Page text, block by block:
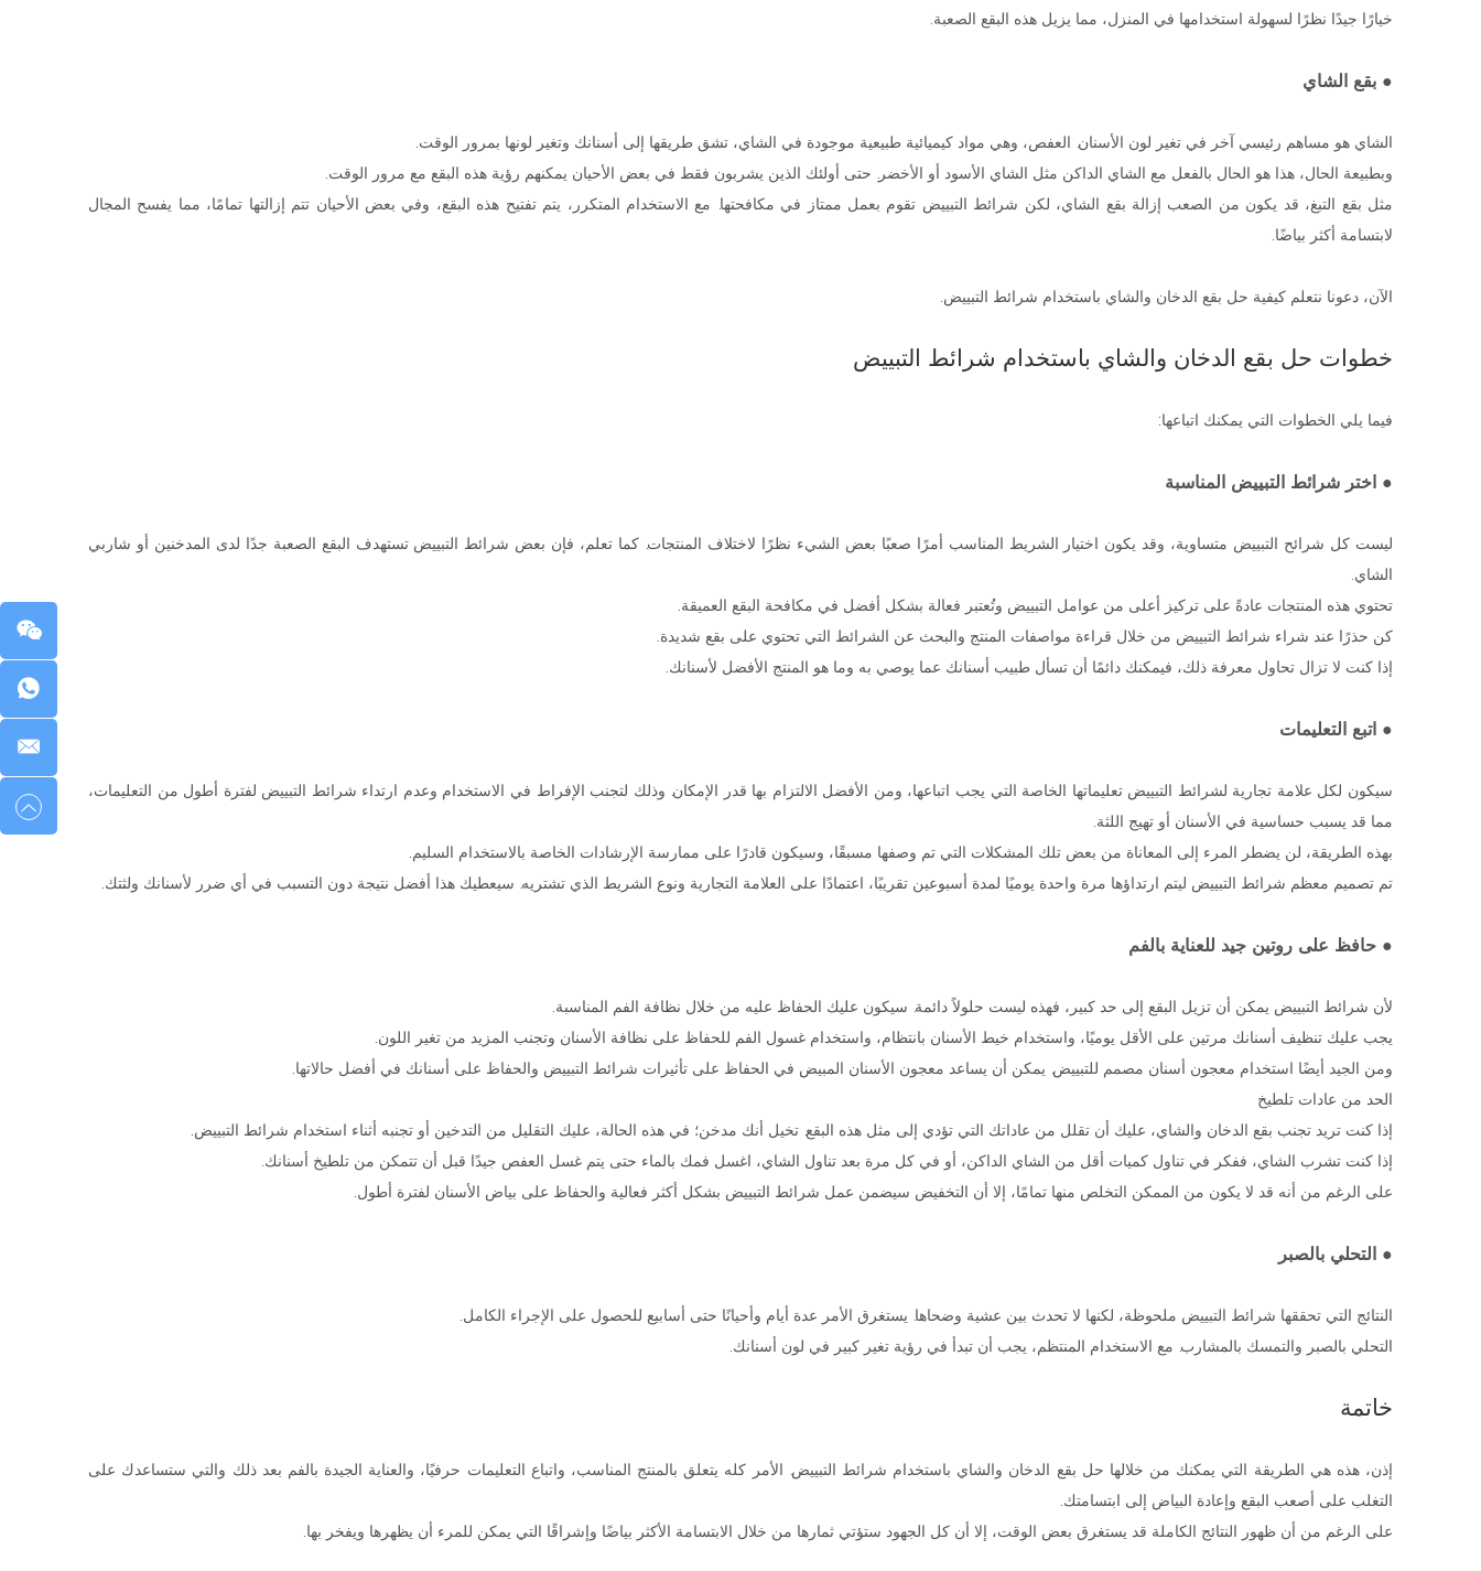
خيارًا جيدًا نظرًا لسهولة استخدامها في المنزل، مما يزيل هذه البقع الصعبة.
● بقع الشاي
الشاي هو مساهم رئيسي آخر في تغير لون الأسنان. العفص، وهي مواد كيميائية طبيعية موجودة في الشاي، تشق طريقها إلى أسنانك وتغير لونها بمرور الوقت.
وبطبيعة الحال، هذا هو الحال بالفعل مع الشاي الداكن مثل الشاي الأسود أو الأخضر. حتى أولئك الذين يشربون فقط في بعض الأحيان يمكنهم رؤية هذه البقع مع مرور الوقت.
مثل بقع التبغ، قد يكون من الصعب إزالة بقع الشاي، لكن شرائط التبييض تقوم بعمل ممتاز في مكافحتها. مع الاستخدام المتكرر، يتم تفتيح هذه البقع، وفي بعض الأحيان تتم إزالتها تمامًا، مما يفسح المجال
لابتسامة أكثر بياضًا.
الآن، دعونا نتعلم كيفية حل بقع الدخان والشاي باستخدام شرائط التبييض.
خطوات حل بقع الدخان والشاي باستخدام شرائط التبييض
فيما يلي الخطوات التي يمكنك اتباعها:
● اختر شرائط التبييض المناسبة
ليست كل شرائح التبييض متساوية، وقد يكون اختيار الشريط المناسب أمرًا صعبًا بعض الشيء نظرًا لاختلاف المنتجات. كما تعلم، فإن بعض شرائط التبييض تستهدف البقع الصعبة جدًا لدى المدخنين أو شاربي
الشاي.
تحتوي هذه المنتجات عادةً على تركيز أعلى من عوامل التبييض وتُعتبر فعالة بشكل أفضل في مكافحة البقع العميقة.
كن حذرًا عند شراء شرائط التبييض من خلال قراءة مواصفات المنتج والبحث عن الشرائط التي تحتوي على بقع شديدة.
إذا كنت لا تزال تحاول معرفة ذلك، فيمكنك دائمًا أن تسأل طبيب أسنانك عما يوصي به وما هو المنتج الأفضل لأسنانك.
● اتبع التعليمات
سيكون لكل علامة تجارية لشرائط التبييض تعليماتها الخاصة التي يجب اتباعها، ومن الأفضل الالتزام بها قدر الإمكان. وذلك لتجنب الإفراط في الاستخدام وعدم ارتداء شرائط التبييض لفترة أطول من التعليمات،
مما قد يسبب حساسية في الأسنان أو تهيج اللثة.
بهذه الطريقة، لن يضطر المرء إلى المعاناة من بعض تلك المشكلات التي تم وصفها مسبقًا، وسيكون قادرًا على ممارسة الإرشادات الخاصة بالاستخدام السليم.
تم تصميم معظم شرائط التبييض ليتم ارتداؤها مرة واحدة يوميًا لمدة أسبوعين تقريبًا، اعتمادًا على العلامة التجارية ونوع الشريط الذي تشتريه. سيعطيك هذا أفضل نتيجة دون التسبب في أي ضرر لأسنانك ولثتك.
● حافظ على روتين جيد للعناية بالفم
لأن شرائط التبييض يمكن أن تزيل البقع إلى حد كبير، فهذه ليست حلولاً دائمة. سيكون عليك الحفاظ عليه من خلال نظافة الفم المناسبة.
يجب عليك تنظيف أسنانك مرتين على الأقل يوميًا، واستخدام خيط الأسنان بانتظام، واستخدام غسول الفم للحفاظ على نظافة الأسنان وتجنب المزيد من تغير اللون.
ومن الجيد أيضًا استخدام معجون أسنان مصمم للتبييض. يمكن أن يساعد معجون الأسنان المبيض في الحفاظ على تأثيرات شرائط التبييض والحفاظ على أسنانك في أفضل حالاتها.
الحد من عادات تلطيخ
إذا كنت تريد تجنب بقع الدخان والشاي، عليك أن تقلل من عاداتك التي تؤدي إلى مثل هذه البقع. تخيل أنك مدخن؛ في هذه الحالة، عليك التقليل من التدخين أو تجنبه أثناء استخدام شرائط التبييض.
إذا كنت تشرب الشاي، ففكر في تناول كميات أقل من الشاي الداكن، أو في كل مرة بعد تناول الشاي، اغسل فمك بالماء حتى يتم غسل العفص جيدًا قبل أن تتمكن من تلطيخ أسنانك.
على الرغم من أنه قد لا يكون من الممكن التخلص منها تمامًا، إلا أن التخفيض سيضمن عمل شرائط التبييض بشكل أكثر فعالية والحفاظ على بياض الأسنان لفترة أطول.
● التحلي بالصبر
النتائج التي تحققها شرائط التبييض ملحوظة، لكنها لا تحدث بين عشية وضحاها. يستغرق الأمر عدة أيام وأحيانًا حتى أسابيع للحصول على الإجراء الكامل.
التحلي بالصبر والتمسك بالمشارب. مع الاستخدام المنتظم، يجب أن تبدأ في رؤية تغير كبير في لون أسنانك.
خاتمة
إذن، هذه هي الطريقة التي يمكنك من خلالها حل بقع الدخان والشاي باستخدام شرائط التبييض. الأمر كله يتعلق بالمنتج المناسب، واتباع التعليمات حرفيًا، والعناية الجيدة بالفم بعد ذلك والتي ستساعدك على
التغلب على أصعب البقع وإعادة البياض إلى ابتسامتك.
على الرغم من أن ظهور النتائج الكاملة قد يستغرق بعض الوقت، إلا أن كل الجهود ستؤتي ثمارها من خلال الابتسامة الأكثر بياضًا وإشراقًا التي يمكن للمرء أن يظهرها ويفخر بها.